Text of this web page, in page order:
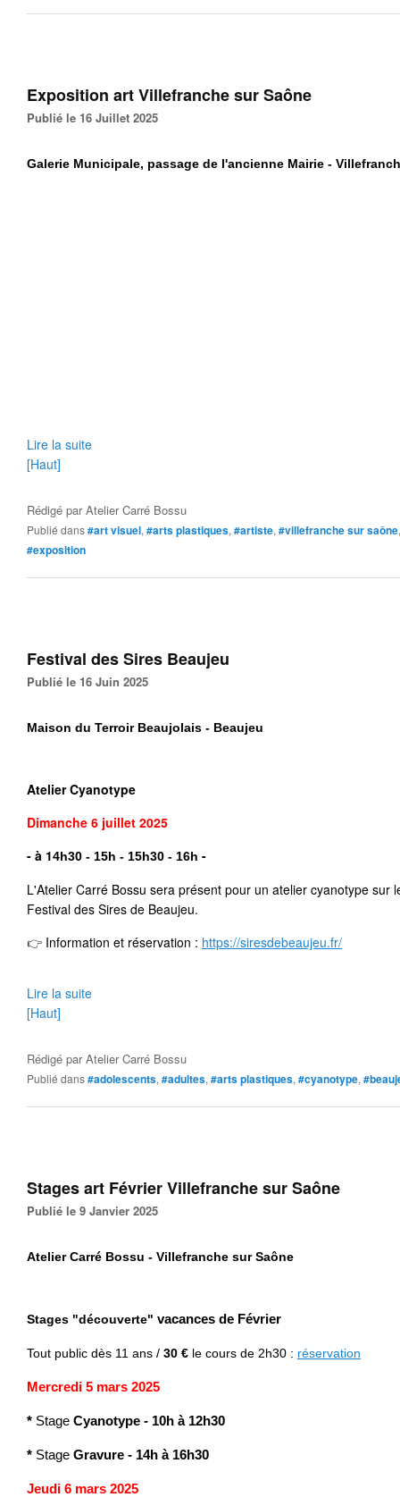
Exposition art Villefranche sur Saône
Publié le 16 Juillet 2025
Galerie Municipale, passage de l'ancienne Mairie -
Lire la suite
[Haut]
Rédigé parAtelier Carré Bossu
Publié dans#art visuel, #arts plastiques, #artiste, #villefranche sur saône
#exposition
Festival des Sires Beaujeu
Publié le 16 Juin 2025
Maison du Terroir Beaujolais - Beaujeu
Atelier Cyanotype
Dimanche 6 juillet 2025
- à 14h30 - 15h - 15h30 - 16h -
L'Atelier Carré Bossu sera présent pour un atelier cyanotype sur
Festival des Sires de Beaujeu.
👉 Information et réservation : https://siresdebeaujeu.fr/
Lire la suite
[Haut]
Rédigé parAtelier Carré Bossu
Publié dans#adolescents, #adultes, #arts plastiques, #cyanotype,
Stages art Février Villefranche sur Saône
Publié le 9 Janvier 2025
Atelier Carré Bossu - Villefranche sur Saône
Stages "découverte" vacances de Février
Tout public dès 11 ans / 30 € le cours de 2h30 : réservation
Mercredi 5 mars 2025
* Stage Cyanotype - 10h à 12h30
* Stage Gravure - 14h à 16h30
Jeudi 6 mars 2025